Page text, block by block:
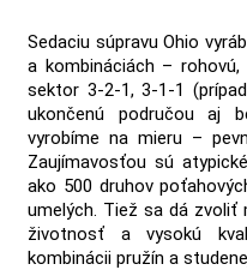
Sedaciu súpravu Ohio
a kombináciách –
sektor 3-2-1, 3-1-1
ukončenú područou aj
vyrobíme na mieru –
Zaujímavosťou sú
ako 500 druhov
umelých. Tiež sa dá zvoliť
životnosť a vysokú
kombinácii pružín a